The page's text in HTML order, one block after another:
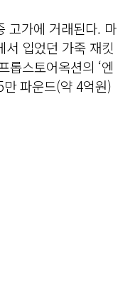
고가에 거래된다. 마
입었던 가죽 재킷
롭스토어옥션의 ‘엔
파운드(약 4억원)